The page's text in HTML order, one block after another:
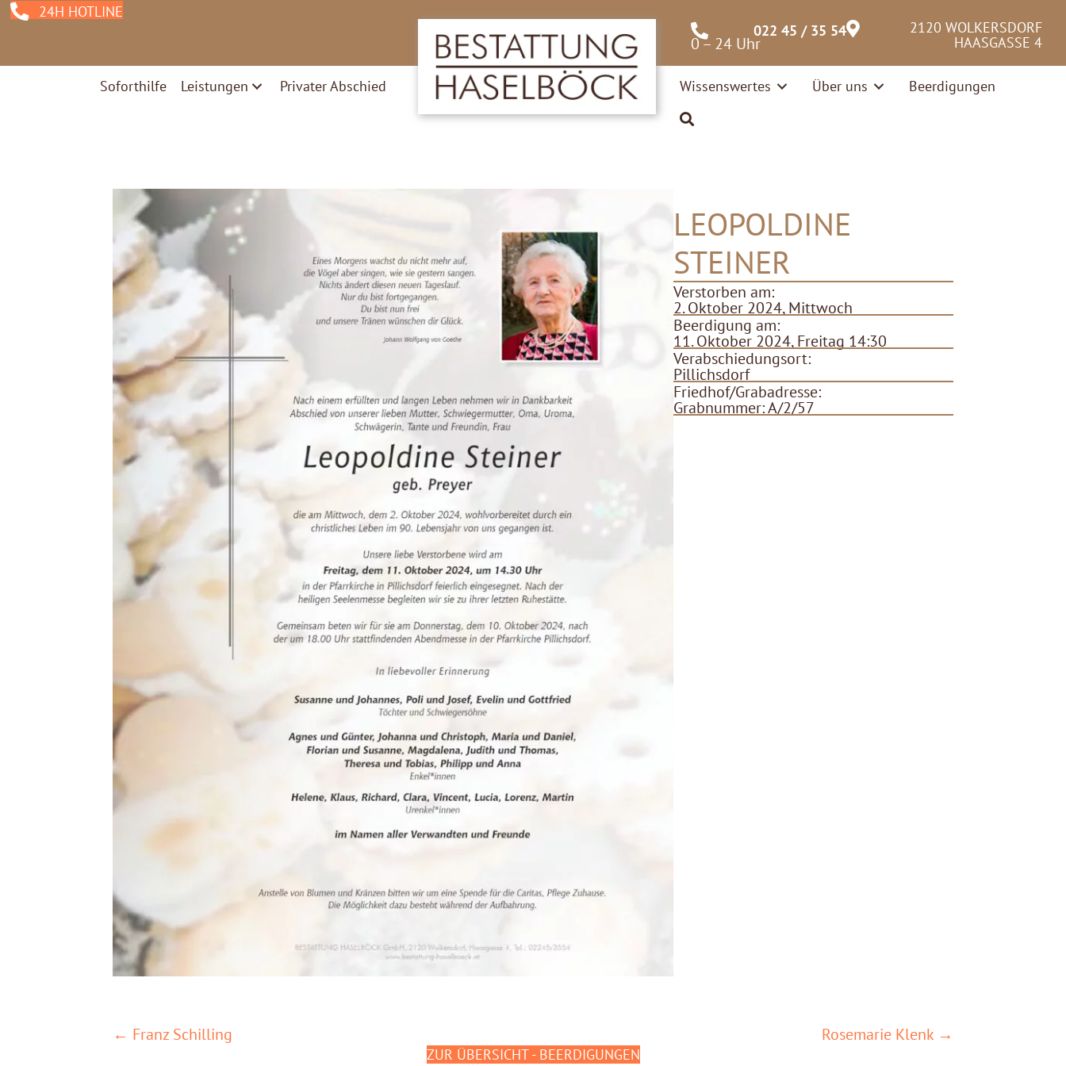
022 45 / 35 54
0 – 24 Uhr
2120 WOLKERSDORF
HAASGASSE 4
Soforthilfe Leistungen Privater Abschied Wissenswertes Über uns Beerdigungen
24H HOTLINE
LEOPOLDINE
STEINER
Verstorben am:
2. Oktober 2024, Mittwoch
Beerdigung am:
11. Oktober 2024, Freitag 14:30
Verabschiedungsort:
Pillichsdorf
Friedhof/Grabadresse:
Grabnummer: A/2/57
POSTS
← Franz Schilling Rosemarie Klenk →
ZUR ÜBERSICHT - BEERDIGUNGEN